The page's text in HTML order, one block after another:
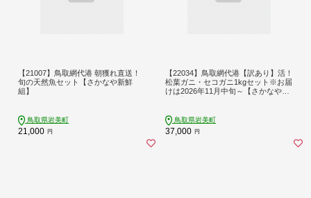
【21007】鳥取網代港 朝獲れ直送！
旬の天然魚セット【さかなや新鮮
組】
鳥取県岩美町
21,000 円
【22034】鳥取網代港【訳あり】活！
松葉ガニ・セコガニ1kgセット※お届
けは2026年11月中旬～【さかなや新
鳥取県岩美町
37,000 円